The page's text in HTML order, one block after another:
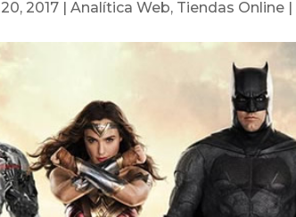
2017 |Analítica Web, Tiendas Online |